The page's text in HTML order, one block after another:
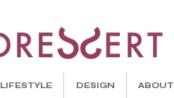
LIFESTYLE DESIGN ABOUT